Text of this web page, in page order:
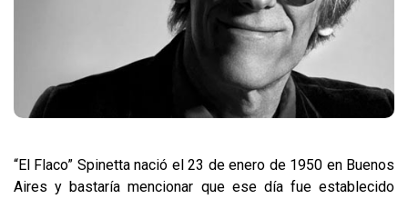
“El Flaco” Spinetta nació el 23 de enero de 1950 en Buenos
Aires y bastaría mencionar que ese día fue establecido